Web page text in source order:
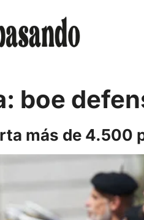
boe
más de 4.500